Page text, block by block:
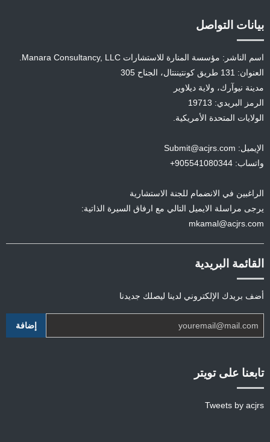
بيانات التواصل
اسم الناشر: مؤسسة المنارة للاستشارات Manara Consultancy, LLC.
العنوان: 131 طريق كونتيننتال، الجناح 305
مدينة نيوآرك، ولاية ديلاوير
الرمز البريدي: 19713
الولايات المتحدة الأمريكية.
الإيميل: Submit@acjrs.com
واتساب: 905541080344+
الراغبين في الانضمام للجنة الاستشارية
يرجى مراسلة الايميل التالي مع ارفاق السيرة الذاتية:
mkamal@acjrs.com
القائمة البريدية
أضف بريدك الإلكتروني لدينا ليصلك جديدنا
تابعنا على تويتر
Tweets by acjrs